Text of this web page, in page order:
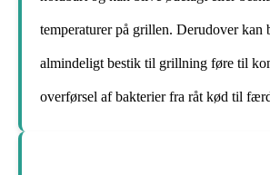
temperaturer på grillen. Derudover kan
almindeligt bestik til grillning føre til
overførsel af bakterier fra råt kød til